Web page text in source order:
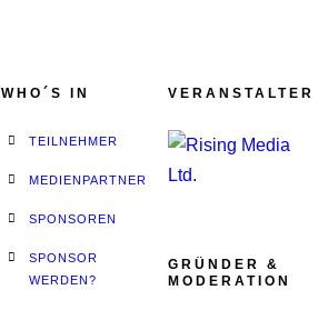
WHO´S IN
TEILNEHMER
MEDIENPARTNER
SPONSOREN
SPONSOR
WERDEN?
VERANSTALTER
GRÜNDER &
MODERATION